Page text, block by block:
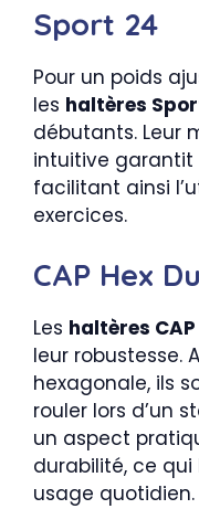
Sport 24
Pour un poids
les haltères
débutants. Leur
intuitive garantit
facilitant ainsi
exercices.
CAP Hex
Les haltères CAP
leur robustesse.
hexagonale, ils
rouler lors d’un
un aspect
durabilité, ce
usage quotidien.